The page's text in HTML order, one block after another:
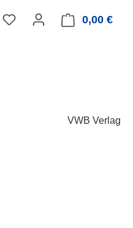
0,00 €
VWB Verlag